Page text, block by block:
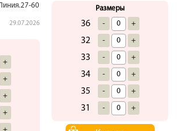
60
29.07.2026
+
+
+
+
Размеры
36 - +
32 - +
33 - +
34 - +
35 - +
31 - +